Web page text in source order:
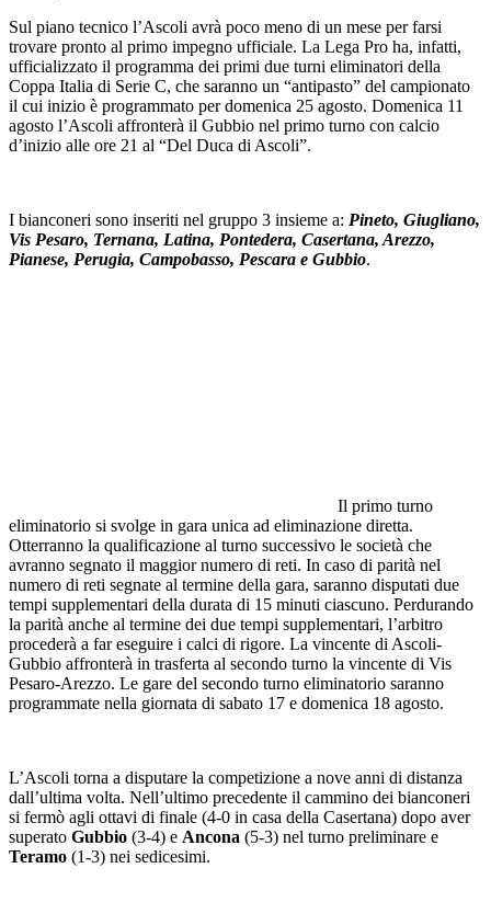
Sul piano tecnico l’Ascoli avrà poco meno di un mese per farsi
trovare pronto al primo impegno ufficiale. La Lega Pro ha, infatti,
ufficializzato il programma dei primi due turni eliminatori della
Coppa Italia di Serie C, che saranno un “antipasto” del campionato
il cui inizio è programmato per domenica 25 agosto. Domenica 11
agosto l’Ascoli affronterà il Gubbio nel primo turno con calcio
d’inizio alle ore 21 al “Del Duca di Ascoli”.
I bianconeri sono inseriti nel gruppo 3 insieme a: Pineto, Giugliano,
Vis Pesaro, Ternana, Latina, Pontedera, Casertana, Arezzo,
Pianese, Perugia, Campobasso, Pescara e Gubbio.
Il primo turno
eliminatorio si svolge in gara unica ad eliminazione diretta.
Otterranno la qualificazione al turno successivo le società che
avranno segnato il maggior numero di reti. In caso di parità nel
numero di reti segnate al termine della gara, saranno disputati due
tempi supplementari della durata di 15 minuti ciascuno. Perdurando
la parità anche al termine dei due tempi supplementari, l’arbitro
procederà a far eseguire i calci di rigore. La vincente di Ascoli-
Gubbio affronterà in trasferta al secondo turno la vincente di Vis
Pesaro-Arezzo. Le gare del secondo turno eliminatorio saranno
programmate nella giornata di sabato 17 e domenica 18 agosto.
L’Ascoli torna a disputare la competizione a nove anni di distanza
dall’ultima volta. Nell’ultimo precedente il cammino dei bianconeri
si fermò agli ottavi di finale (4-0 in casa della Casertana) dopo aver
superato Gubbio (3-4) e Ancona (5-3) nel turno preliminare e
Teramo (1-3) nei sedicesimi.